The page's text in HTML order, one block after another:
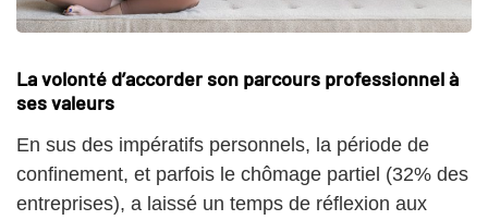
La volonté d’accorder son parcours professionnel à
ses valeurs
En sus des impératifs personnels, la période de
confinement, et parfois le chômage partiel (32% des
entreprises), a laissé un temps de réflexion aux